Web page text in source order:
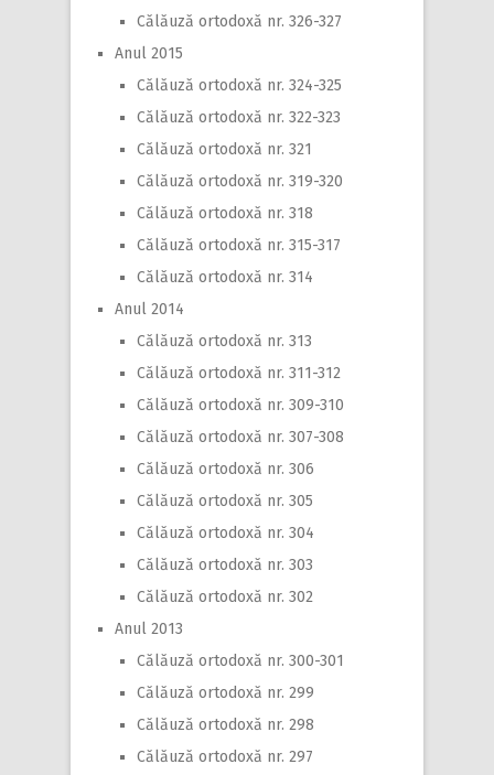
Călăuză ortodoxă nr. 326-327
Anul 2015
Călăuză ortodoxă nr. 324-325
Călăuză ortodoxă nr. 322-323
Călăuză ortodoxă nr. 321
Călăuză ortodoxă nr. 319-320
Călăuză ortodoxă nr. 318
Călăuză ortodoxă nr. 315-317
Călăuză ortodoxă nr. 314
Anul 2014
Călăuză ortodoxă nr. 313
Călăuză ortodoxă nr. 311-312
Călăuză ortodoxă nr. 309-310
Călăuză ortodoxă nr. 307-308
Călăuză ortodoxă nr. 306
Călăuză ortodoxă nr. 305
Călăuză ortodoxă nr. 304
Călăuză ortodoxă nr. 303
Călăuză ortodoxă nr. 302
Anul 2013
Călăuză ortodoxă nr. 300-301
Călăuză ortodoxă nr. 299
Călăuză ortodoxă nr. 298
Călăuză ortodoxă nr. 297